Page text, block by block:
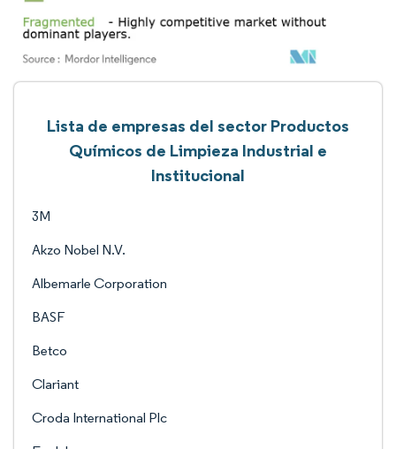
Lista de empresas del sector Productos
Químicos de Limpieza Industrial e
Institucional
3M
Akzo Nobel N.V.
Albemarle Corporation
BASF
Betco
Clariant
Croda International Plc